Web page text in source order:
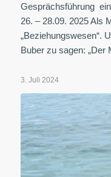
Gesprächsführung
26. – 28.09. 2025 Als
„Beziehungswesen“.
Buber zu sagen:
3. Juli 2024